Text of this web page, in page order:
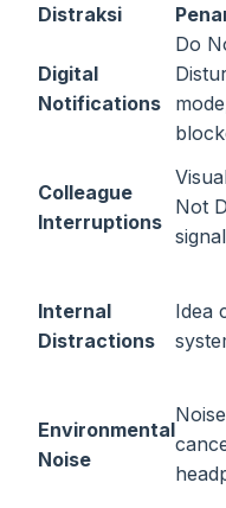
Distraksi
Digital
Notifications
Do
Colleague
Interruptions
Not
signal
Internal
Distractions
Idea
Environmental
Noise